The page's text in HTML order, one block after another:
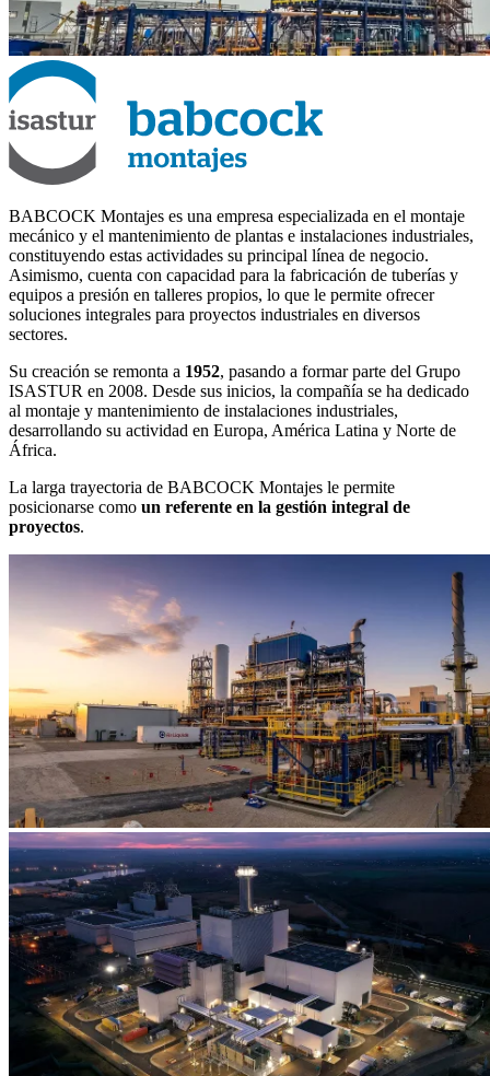
BABCOCK Montajes es una empresa especializada en el montaje
mecánico y el mantenimiento de plantas e instalaciones industriales,
constituyendo estas actividades su principal línea de negocio.
Asimismo, cuenta con capacidad para la fabricación de tuberías y
equipos a presión en talleres propios, lo que le permite ofrecer
soluciones integrales para proyectos industriales en diversos
sectores.
Su creación se remonta a 1952, pasando a formar parte del Grupo
ISASTUR en 2008. Desde sus inicios, la compañía se ha dedicado
al montaje y mantenimiento de instalaciones industriales,
desarrollando su actividad en Europa, América Latina y Norte de
África.
La larga trayectoria de BABCOCK Montajes le permite
posicionarse como un referente en la gestión integral de
proyectos.